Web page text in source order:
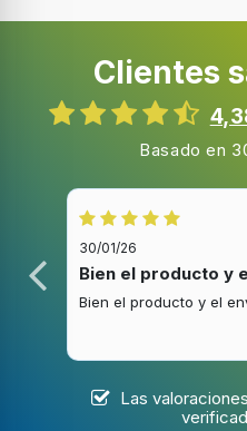
Clientes
Basado en
30/01/26
Bien el producto y
Bien el producto y el
Las